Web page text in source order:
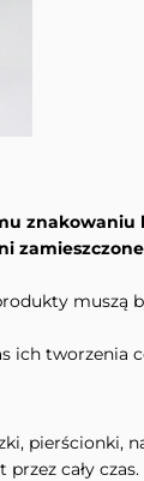
muszą
ich tworzenia
pierścionki,
cały